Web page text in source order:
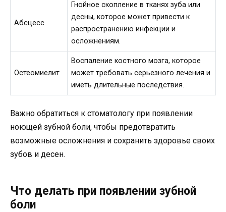
Абсцесс
Гнойное скопление в тканях зуба или
десны, которое может привести к
распространению инфекции и
осложнениям.
Остеомиелит
Воспаление костного мозга, которое
может требовать серьезного лечения и
иметь длительные последствия.
Важно обратиться к стоматологу при появлении
ноющей зубной боли, чтобы предотвратить
возможные осложнения и сохранить здоровье своих
зубов и десен.
Что делать при появлении зубной
боли